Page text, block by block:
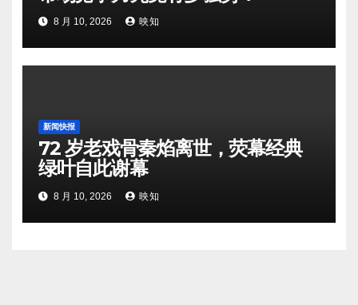
8 月 10, 2026 映知
新闻快报
72 岁老戏骨秦焰离世，荧幕经典
绿叶自此谢幕
8 月 10, 2026 映知